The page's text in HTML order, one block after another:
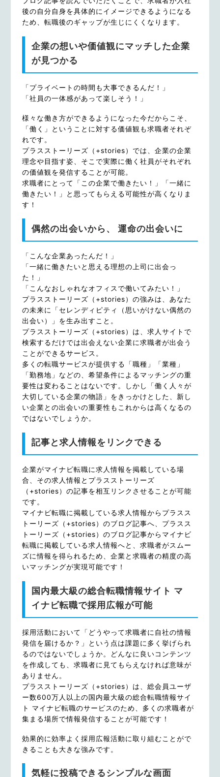
後の自分自身を具体的にイメージできるようになる
ため、転職後のギャップが生じにくくなります。
企業の想いや価値観にマッチした企業
が見つかる
「プライベートの時間も大事できるんだ！」
「社員の一体感があって楽しそう！」
様々な働き方ができるようになった今だからこそ、
「働く」ということに対する価値観も求職者それぞ
れです。
プラスストーリーズ（+stories）では、企業の企業
理念や目指す姿、そこで実際に働く社員がそれぞれ
の価値観を発信することが可能。
求職者にとって「この企業で働きたい！」「一緒に
働きたい！」と思ってもらえる可能性が高くなりま
す！
偶然の出会いから、 運命の出会いに
「こんな企業あったんだ！」
「一緒に働きたいと思える理想の上司に出会っ
た！」
「こんなおしゃれなオフィスで働いてみたい！」
プラスストーリーズ（+stories）の強みは、あなた
の未来に「セレンディピティ（思いがけない偶然の
出会い）」を生み出すこと。
プラスストーリーズ（+stories）は、求人サイトで
検索するだけでは出会えない企業に求職者が出会う
ことができるサービス。
多くの転職サービスが提供する「職種」「業種」
「勤務地」などの、希望条件によるマッチングの重
要性は変わることはないです。しかし「働く人々が
大切している企業の物語」をきっかけとした、新し
い企業との出会いの重要性もこれからは高くなるの
ではないでしょうか。
記事と求人情報をリンクできる
企業がマイナビ転職に求人情報を掲載している場
合、その求人情報とプラスストーリーズ
（+stories）の記事を相互リンクさせることが可能
です。
マイナビ転職に掲載している求人情報からプラスス
トーリーズ（+stories）のブログ記事へ、プラスス
トーリーズ（+stories）のブログ記事からマイナビ
転職に掲載している求人情報へと、求職者がスムー
ズに情報を得られるため、企業と求職者の精度の高
いマッチングが実現可能です！
国内最大級の総合転職情報サイト マ
イナビ転職で採用広報が可能
採用活動において「どうやって求職者に自社の情報
発信を届けるか？」という点は課題に多く挙げられ
るのではないでしょうか。どんなに良いコンテンツ
を作成しても、求職者に見てもらえなければ意味が
ありません。
プラスストーリーズ（+stories）は、総会員ユーザ
ー数600万人以上の国内最大級の総合転職情報サイ
ト マイナビ転職のサービスのため、多くの求職者が
集まる場所で情報発信することが可能です！
効果的に効率よく採用広報活動に取り組むことがで
きることも大きな強みです。
気軽に投稿できるシンプルな画面